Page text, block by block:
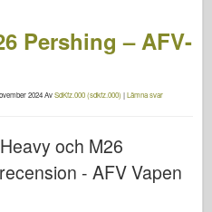
Pershing – AFV-
2024AvSdKfz.000 (sdkfz.000) |Lämna svar
och M26
- AFV Vapen